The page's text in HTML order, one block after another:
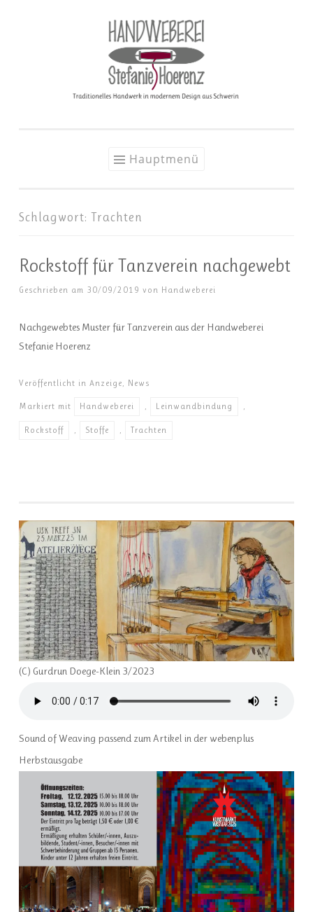
Hauptmenü
Schlagwort: Trachten
Rockstoff für Tanzverein nachgewebt
Geschrieben am 30/09/2019 von Handweberei
Nachgewebtes Muster für Tanzverein aus der Handweberei
Stefanie Hoerenz
Veröffentlicht in Anzeige, News
Markiert mit Handweberei , Leinwandbindung ,
Rockstoff , Stoffe , Trachten
(C) Gurdrun Doege-Klein 3/2023
Sound of Weaving passend zum Artikel in der webenplus
Herbstausgabe